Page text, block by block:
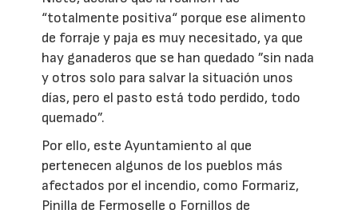
“totalmente positiva“ porque ese alimento
de forraje y paja es muy necesitado, ya que
hay ganaderos que se han quedado ”sin nada
y otros solo para salvar la situación unos
días, pero el pasto está todo perdido, todo
quemado”.
Por ello, este Ayuntamiento al que
pertenecen algunos de los pueblos más
afectados por el incendio, como Formariz,
Pinilla de Fermoselle o Fornillos de